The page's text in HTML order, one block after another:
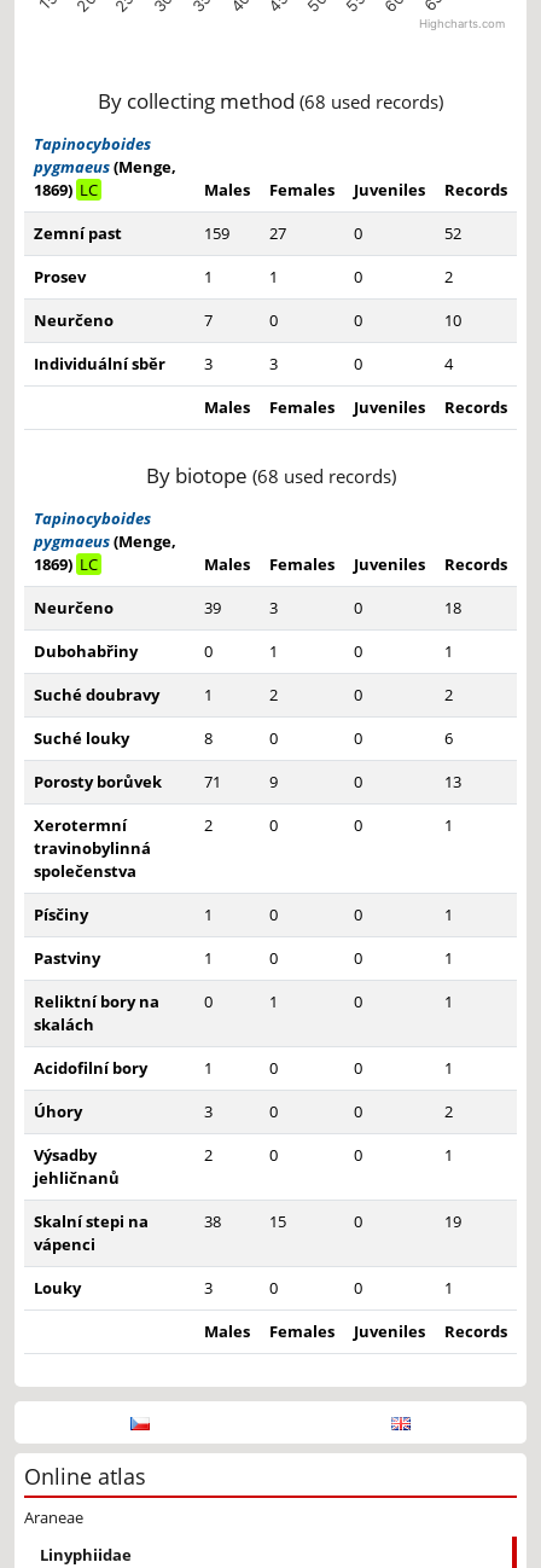
Highcharts.com
By collecting method (68 used records)
Tapinocyboides
pygmaeus(Menge,
1869) LC Males Females Juveniles
Records
Zemní past
159 27 0
52
Prosev
1 1 0
2
Neurčeno
7 0 0
10
Individuální sběr
3 3 0
4
Males
Females Juveniles Records
By biotope (68 used records)
Tapinocyboides
pygmaeus(Menge,
1869) LC Males Females Juveniles
Records
Neurčeno
39 3 0
18
Dubohabřiny
0 1 0
1
Suché doubravy
1 2 0
2
Suché louky
8 0 0
6
Porosty borůvek
71 9 0
13
Xerotermní
travinobylinná
společenstva
2 0 0 1
Písčiny 1 0 0
1
Pastviny
1 0 0
1
Reliktní bory na
skalách
0 1 0 1
Acidofilní bory 1 0 0
1
Úhory
3 0 0
2
Výsadby
jehličnanů
2 0 0 1
Skalní stepi na
vápenci
38 15 0 19
Louky 3 0 0
1
Males
Females Juveniles Records
Online atlas
Araneae
Linyphiidae